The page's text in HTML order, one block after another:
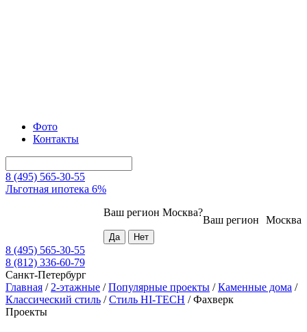
Фото
Контакты
8 (495) 565-30-55
Льготная ипотека 6%
Москва
Ваш регион
Ваш регион Москва?
8 (495) 565-30-55
8 (812) 336-60-79
Санкт-Петербург
Главная / 2-этажные /Популярные проекты /Каменные дома /
Классический стиль /Стиль HI-TECH /Фахверк
Проекты